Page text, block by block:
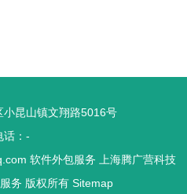
小昆山镇文翔路5016号
话：-
软件外包服务
上海腾广营科技
务 版权所有 Sitemap